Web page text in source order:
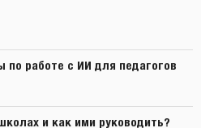
работе с ИИ для педагогов
и как ими руководить?